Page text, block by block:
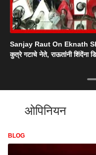
Sanjay Raut On Eknath
कुत्रे गटाचे नेते, राऊतांनी शिंदेंना
ओपिनियन
BLOG